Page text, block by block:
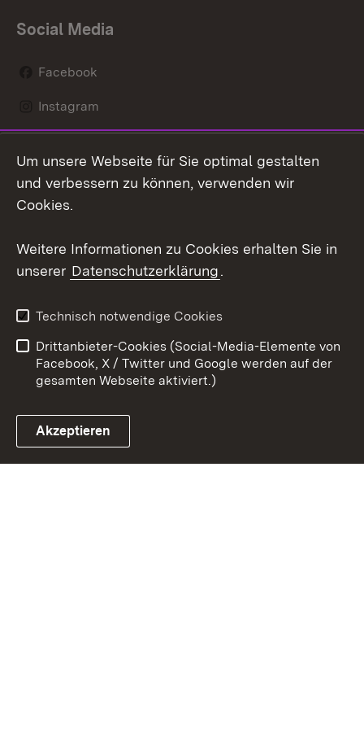
Social Media
Facebook
Instagram
Mastodon
Youtube
Link zum Landesportal
Kontakt
Datenschutz
Barrierefreiheit
Impressum Cookies
Um unsere Webseite für Sie optimal gestalten
und verbessern zu können, verwenden wir
Cookies.
Weitere Informationen zu Cookies erhalten Sie in
unserer Datenschutzerklärung.
Technisch notwendige Cookies
Drittanbieter-Cookies (Social-Media-Elemente von
Facebook, X / Twitter und Google werden auf der
gesamten Webseite aktiviert.)
Akzeptieren